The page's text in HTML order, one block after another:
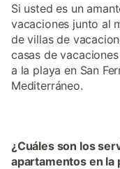
Si usted es un
vacaciones junto al
de villas de
casas de
a la playa en San
Mediterráneo.
¿Cuáles son los
apartamentos en la